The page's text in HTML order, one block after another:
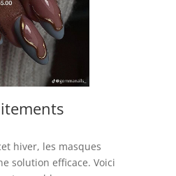
hiver, les masques
solution efficace. Voici